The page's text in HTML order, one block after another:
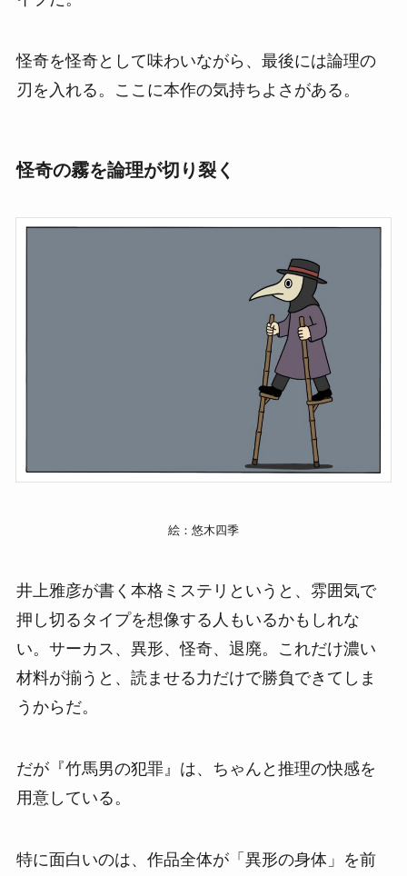
怪奇を怪奇として味わいながら、最後には論理の
刃を入れる。ここに本作の気持ちよさがある。
怪奇の霧を論理が切り裂く
絵：悠木四季
井上雅彦が書く本格ミステリというと、雰囲気で
押し切るタイプを想像する人もいるかもしれな
い。サーカス、異形、怪奇、退廃。これだけ濃い
材料が揃うと、読ませる力だけで勝負できてしま
うからだ。
だが『竹馬男の犯罪』は、ちゃんと推理の快感を
用意している。
特に面白いのは、作品全体が「異形の身体」を前